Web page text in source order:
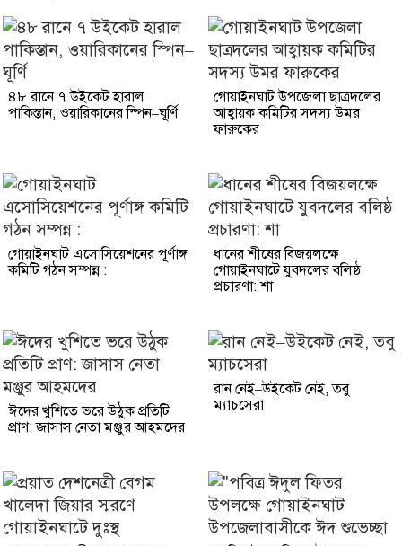
৪৮ রানে ৭ উইকেট হারাল
পাকিস্তান, ওয়ারিকানের স্পিন–ঘূর্ণি
গোয়াইনঘাট উপজেলা ছাত্রদলের
আহ্বায়ক কমিটির সদস্য উমর
ফারুকের
গোয়াইনঘাট এসোসিয়েশনের পূর্ণাঙ্গ
কমিটি গঠন সম্পন্ন :
ধানের শীষের বিজয়লক্ষে
গোয়াইনঘাটে যুবদলের বলিষ্ঠ
প্রচারণা: শা
ঈদের খুশিতে ভরে উঠুক প্রতিটি
প্রাণ: জাসাস নেতা মঞ্জুর আহমদের
রান নেই–উইকেট নেই, তবু
ম্যাচসেরা